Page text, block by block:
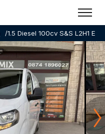
/1.5 Diesel 100cv S&S L2H1